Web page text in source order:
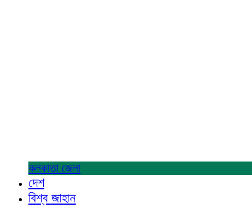
কলকাতা জেলা
দেশ
বিশ্ব জাহান